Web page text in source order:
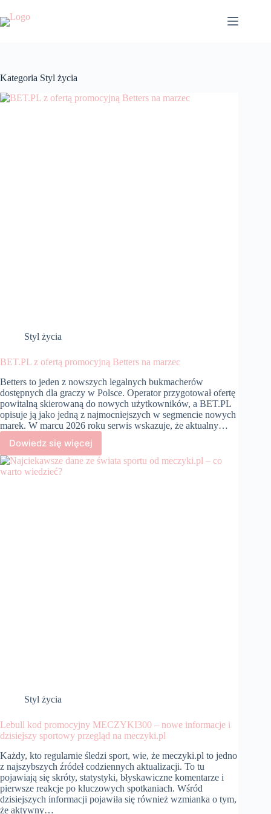
do
treści
Kategoria Styl życia
Styl życia
BET.PL z ofertą promocyjną Betters na marzec
Betters to jeden z nowszych legalnych bukmacherów
dostępnych dla graczy w Polsce. Operator przygotował ofertę
powitalną skierowaną do nowych użytkowników, a BET.PL
opisuje ją jako jedną z najmocniejszych w segmencie nowych
marek. W marcu 2026 roku serwis wskazuje, że aktualny…
Dowiedz się więcej
BET.PL
z
ofertą
Styl życia
Lebull kod promocyjny MECZYKI300 – nowe informacje i
dzisiejszy sportowy przegląd na meczyki.pl
Każdy, kto regularnie śledzi sport, wie, że meczyki.pl to jedno
z najszybszych źródeł codziennych aktualizacji. To tu
pojawiają się skróty, statystyki, błyskawiczne komentarze i
pierwsze reakcje po kluczowych spotkaniach. Wśród
dzisiejszych informacji pojawiła się również wzmianka o tym,
że aktywny…